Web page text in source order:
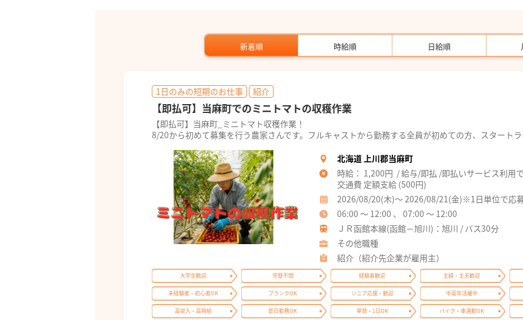
新着順 時給順 日給順
1日のみの短期のお仕事 紹介
【即払可】当麻町でのミニトマトの収穫作業
【即払可】当麻町_ミニトマト収穫作業！
8/20から初めて募集を行う農家さんです。フルキャストから勤務する全員が初めての方、スタートラ
北海道 上川郡当麻町
時給： 1,200円 / 給与/即払 /即払いサービス利用
交通費 定額支給 (500円)
2026/08/20(木)～ 2026/08/21(金)※1日単位で応
06:00 ～ 12:00 、 07:00 ～ 12:00
ＪＲ函館本線(函館－旭川)：旭川 / バス30分
その他職種
紹介（紹介先企業が雇用主）
大学生歓迎 学歴不問 経験者歓迎 主婦・主夫歓迎
未経験者・初心者OK ブランクOK シニア応援・歓迎 中高年活躍中
高収入・高時給 即日勤務OK 単発・1日OK バイク・車通勤OK